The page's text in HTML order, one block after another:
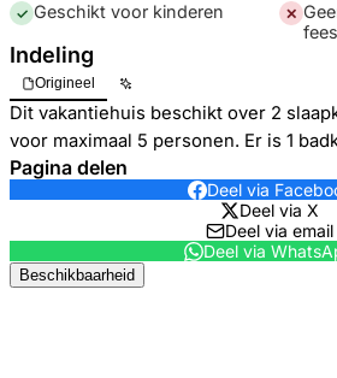
✓ Geschikt voor kinderen ✕
Indeling
Origineel
Dit vakantiehuis beschikt over 2
voor maximaal 5 personen. Er is 1
Pagina delen
Deel via
Deel via X
Deel via email
Deel via
Beschikbaarheid